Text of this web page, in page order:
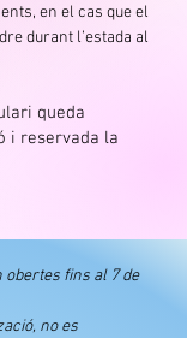
en el cas que el
durant l’estada al
queda
i reservada la
fins al 7 de
no es